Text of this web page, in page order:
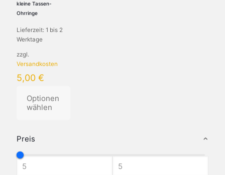
Preis
kleine Tassen-
Ohrringe
Lieferzeit: 1 bis 2
Werktage
zzgl.
Versandkosten
5,00 €
Optionen
wählen